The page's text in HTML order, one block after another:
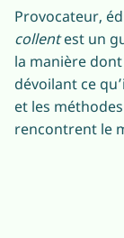
Provocateur,
collentest un
la manière
dévoilant ce
et les
rencontrent le